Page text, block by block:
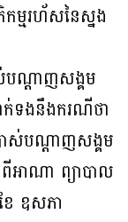
កម្មរហ័សនៃស្នង
បណ្តាញសង្គម
ក់ទងនឹងករណីថា
ាស់បណ្តាញសង្គម
អាណា ព្យាបាល
ែ ឧសភា